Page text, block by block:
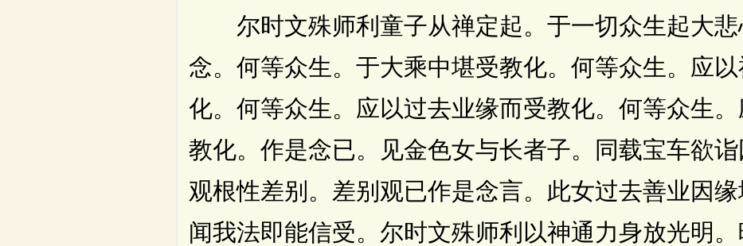
尔时文殊师利童子从禅定起。于一切众生起大悲
念。何等众生。于大乘中堪受教化。何等众生。应
化。何等众生。应以过去业缘而受教化。何等众生
教化。作是念已。见金色女与长者子。同载宝车欲
观根性差别。差别观已作是念言。此女过去善业因
闻我法即能信受。尔时文殊师利以神通力身放光明